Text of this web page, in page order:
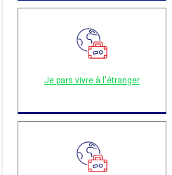
Je pars vivre à l'étranger